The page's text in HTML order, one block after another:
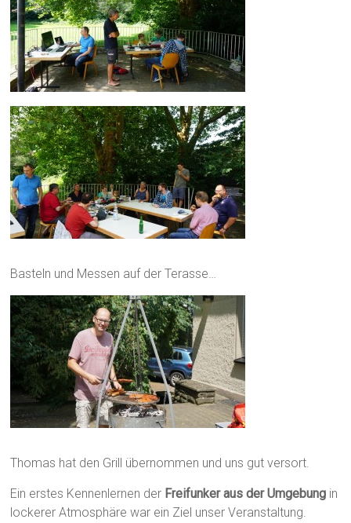
Basteln und Messen auf der Terasse…
Thomas hat den Grill übernommen und uns gut versort.
Ein erstes Kennenlernen der Freifunker aus der Umgebung in
lockerer Atmosphäre war ein Ziel unser Veranstaltung.